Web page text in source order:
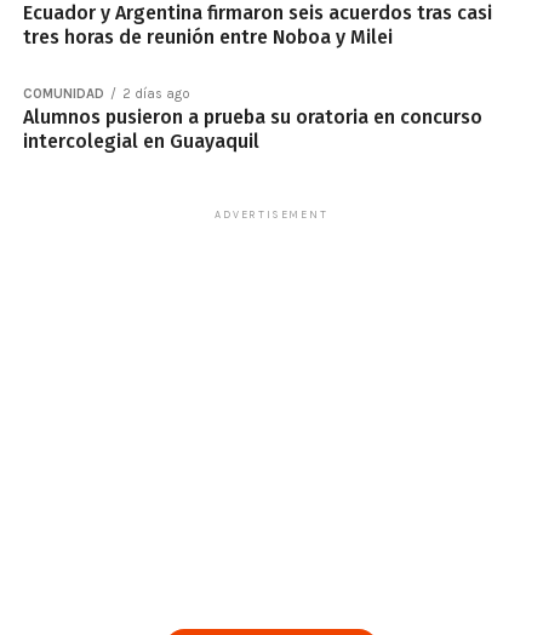
Ecuador y Argentina firmaron seis acuerdos tras casi
tres horas de reunión entre Noboa y Milei
COMUNIDAD 2 días ago
Alumnos pusieron a prueba su oratoria en concurso
intercolegial en Guayaquil
ADVERTISEMENT